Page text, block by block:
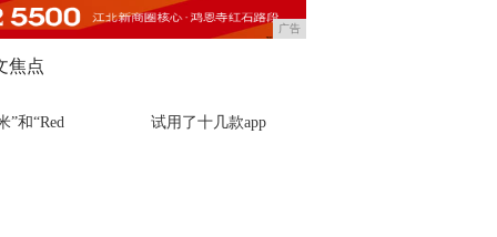
广告
焦点
”和“Red 试用了十几款app